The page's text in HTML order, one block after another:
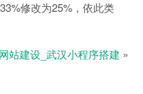
修改为25%，依此类
站建设_武汉小程序搭建 »